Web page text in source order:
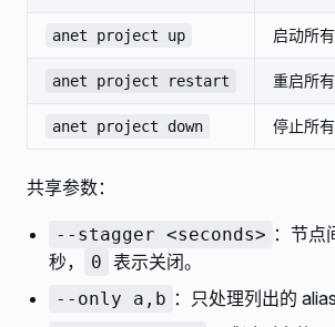
anet project up 启动所
anet project restart 重启所
anet project down 停止所
共享参数：
--stagger <seconds> ：节点
秒，
0 表示关闭。
--only a,b ：只处理列出的